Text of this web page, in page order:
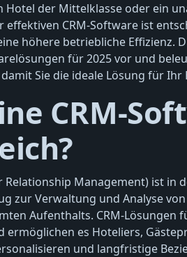
Hotel der Mittelklasse oder ein
effektiven CRM-Software ist
höhere betriebliche Effizienz.
für 2025 vor und
Sie die ideale Lösung für Ihr
CRM-
Relationship Management) ist in
zur Verwaltung und Analyse
Aufenthalts. CRM-Lösungen
ermöglichen es Hoteliers,
und langfristige